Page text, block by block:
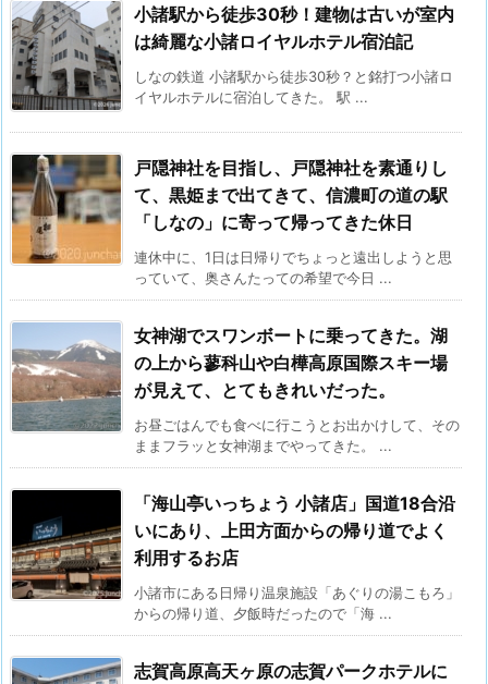
小諸駅から徒歩30秒！建物は古いが室内
は綺麗な小諸ロイヤルホテル宿泊記
しなの鉄道 小諸駅から徒歩30秒？と銘打つ小諸ロ
イヤルホテルに宿泊してきた。 駅 ...
戸隠神社を目指し、戸隠神社を素通りし
て、黒姫まで出てきて、信濃町の道の駅
「しなの」に寄って帰ってきた休日
連休中に、1日は日帰りでちょっと遠出しようと思
っていて、奥さんたっての希望で今日 ...
女神湖でスワンボートに乗ってきた。湖
の上から蓼科山や白樺高原国際スキー場
が見えて、とてもきれいだった。
お昼ごはんでも食べに行こうとお出かけして、その
ままフラッと女神湖までやってきた。 ...
「海山亭いっちょう 小諸店」国道18合沿
いにあり、上田方面からの帰り道でよく
利用するお店
小諸市にある日帰り温泉施設「あぐりの湯こもろ」
からの帰り道、夕飯時だったので「海 ...
志賀高原高天ヶ原の志賀パークホテルに